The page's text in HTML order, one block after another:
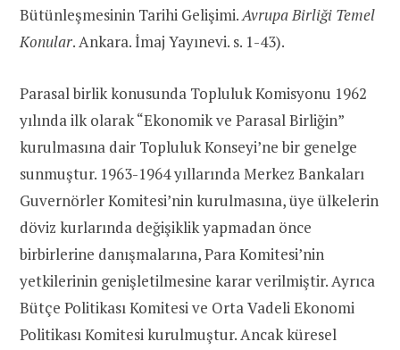
Bütünleşmesinin Tarihi Gelişimi.Avrupa Birliği Temel
Konular. Ankara. İmaj Yayınevi. s. 1-43).
Parasal birlik konusunda Topluluk Komisyonu 1962
yılında ilk olarak “Ekonomik ve Parasal Birliğin”
kurulmasına dair Topluluk Konseyi’ne bir genelge
sunmuştur. 1963-1964 yıllarında Merkez Bankaları
Guvernörler Komitesi’nin kurulmasına, üye ülkelerin
döviz kurlarında değişiklik yapmadan önce
birbirlerine danışmalarına, Para Komitesi’nin
yetkilerinin genişletilmesine karar verilmiştir. Ayrıca
Bütçe Politikası Komitesi ve Orta Vadeli Ekonomi
Politikası Komitesi kurulmuştur. Ancak küresel